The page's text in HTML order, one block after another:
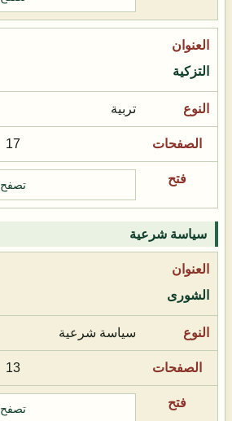
التزكية
تربية
17
تصفح
سياسة شرعية
الشورى
سياسة شرعية
13
تصفح